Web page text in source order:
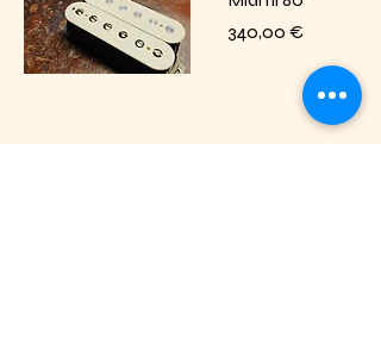
Prix
340,00 €